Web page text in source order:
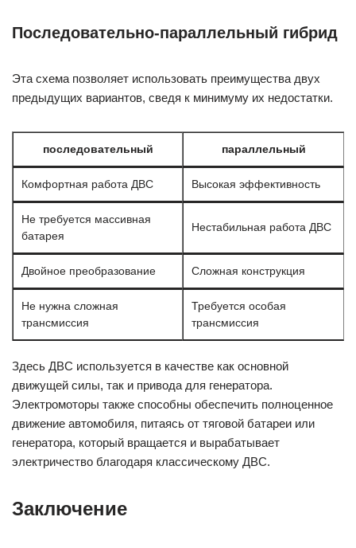
Последовательно-параллельный гибрид
Эта схема позволяет использовать преимущества двух
предыдущих вариантов, сведя к минимуму их недостатки.
последовательный параллельный
Комфортная работа ДВС Высокая эффективность
Не требуется массивная
батарея
Нестабильная работа ДВС
Двойное преобразование Сложная конструкция
Не нужна сложная
трансмиссия
Требуется особая
трансмиссия
Здесь ДВС используется в качестве как основной
движущей силы, так и привода для генератора.
Электромоторы также способны обеспечить полноценное
движение автомобиля, питаясь от тяговой батареи или
генератора, который вращается и вырабатывает
электричество благодаря классическому ДВС.
Заключение